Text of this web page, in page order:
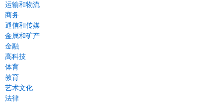
运输和物流
商务
通信和传媒
金属和矿产
金融
高科技
体育
教育
艺术文化
法律